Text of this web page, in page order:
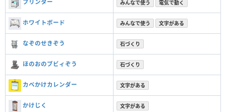
プリンター みんなで使う 電気で動く
ホワイトボード みんなで使う 文字がある
なぞのせきぞう 石づくり
ほのおのブビィぞう 石づくり
カベかけカレンダー 文字がある
かけじく 文字がある